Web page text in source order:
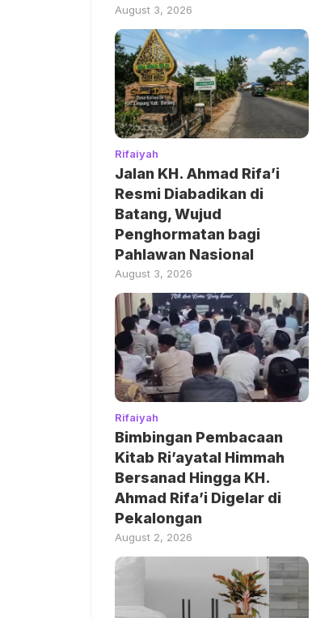
August 3, 2026
Rifaiyah
Jalan KH. Ahmad Rifa’i
Resmi Diabadikan di
Batang, Wujud
Penghormatan bagi
Pahlawan Nasional
August 3, 2026
Rifaiyah
Bimbingan Pembacaan
Kitab Ri’ayatal Himmah
Bersanad Hingga KH.
Ahmad Rifa’i Digelar di
Pekalongan
August 2, 2026